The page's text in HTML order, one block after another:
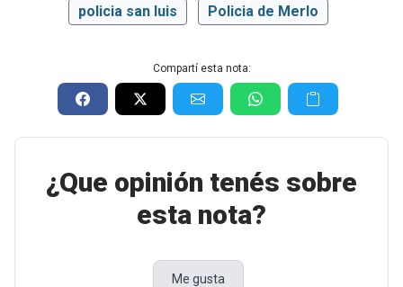
policia san luis
Policia de Merlo
Compartí esta nota:
¿Que opinión tenés sobre
esta nota?
Me gusta